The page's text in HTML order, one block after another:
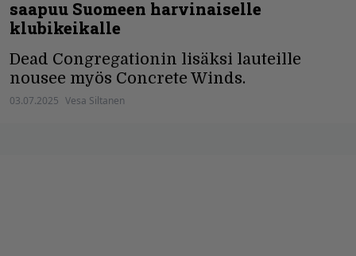
saapuu Suomeen harvinaiselle
klubikeikalle
Dead Congregationin lisäksi lauteille
nousee myös Concrete Winds.
03.07.2025 Vesa Siltanen